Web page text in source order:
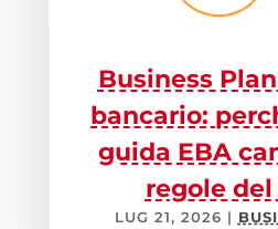
Business
bancario:
guida EBA
regole
LUG 21, 2026 |